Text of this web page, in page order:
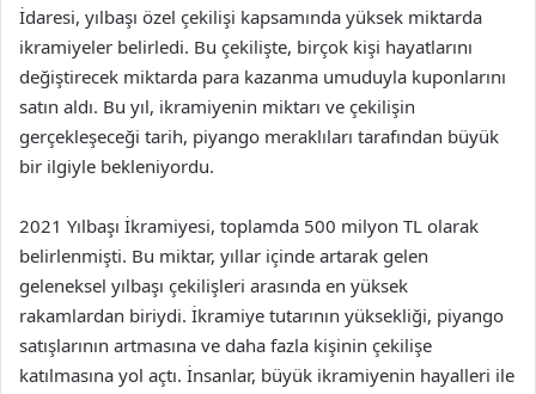
İdaresi, yılbaşı özel çekilişi kapsamında yüksek miktarda
ikramiyeler belirledi. Bu çekilişte, birçok kişi hayatlarını
değiştirecek miktarda para kazanma umuduyla kuponlarını
satın aldı. Bu yıl, ikramiyenin miktarı ve çekilişin
gerçekleşeceği tarih, piyango meraklıları tarafından büyük
bir ilgiyle bekleniyordu.
2021 Yılbaşı İkramiyesi, toplamda 500 milyon TL olarak
belirlenmişti. Bu miktar, yıllar içinde artarak gelen
geleneksel yılbaşı çekilişleri arasında en yüksek
rakamlardan biriydi. İkramiye tutarının yüksekliği, piyango
satışlarının artmasına ve daha fazla kişinin çekilişe
katılmasına yol açtı. İnsanlar, büyük ikramiyenin hayalleri ile